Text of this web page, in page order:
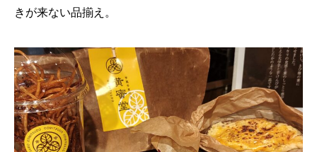
きが来ない品揃え。